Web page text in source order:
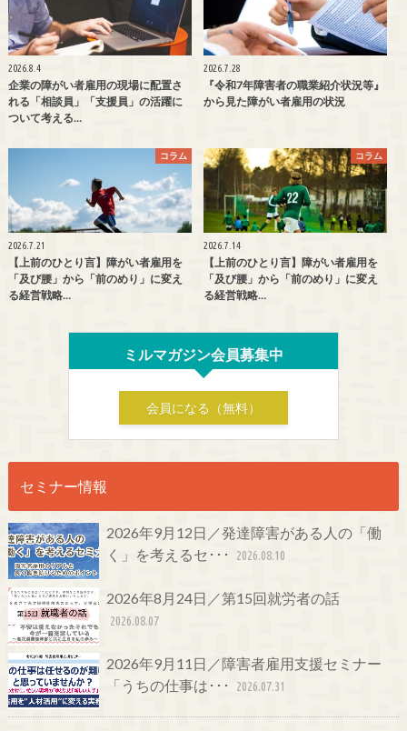
2026.8.4
企業の障がい者雇用の現場に配置さ
れる「相談員」「支援員」の活躍に
ついて考える…
2026.7.28
『令和7年障害者の職業紹介状況等』
から見た障がい者雇用の状況
コラム
2026.7.21
【上前のひとり言】障がい者雇用を
「及び腰」から「前のめり」に変え
る経営戦略…
コラム
2026.7.14
【上前のひとり言】障がい者雇用を
「及び腰」から「前のめり」に変え
る経営戦略…
ミルマガジン会員募集中
会員になる（無料）
セミナー情報
2026年9月12日／発達障害がある人の「働
く」を考えるセ･･･
2026.08.10
2026年8月24日／第15回就労者の話
2026.08.07
2026年9月11日／障害者雇用支援セミナー
「うちの仕事は･･･
2026.07.31